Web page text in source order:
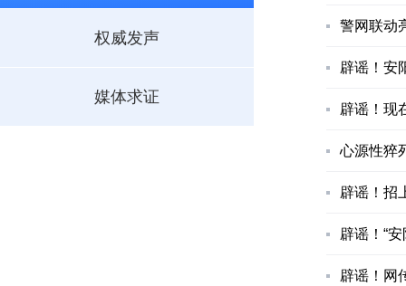
权威发声
媒体求证
警网联动
辟谣！安
辟谣！现
心源性猝
辟谣！招
辟谣！“
辟谣！网